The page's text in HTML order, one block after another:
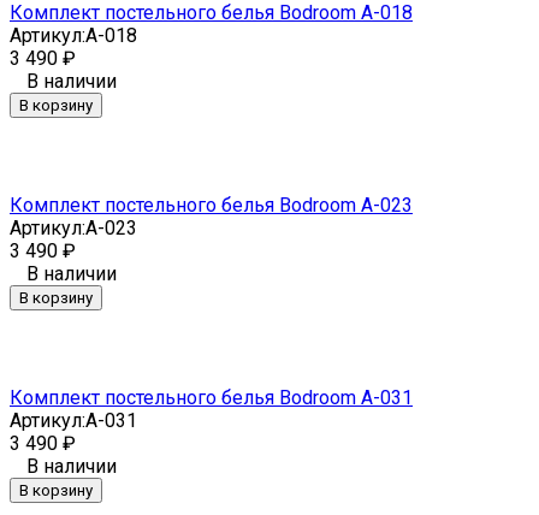
Комплект постельного белья Bodroom A-018
Артикул:A-018
3 490 ₽
В наличии
В корзину
Комплект постельного белья Bodroom A-023
Артикул:A-023
3 490 ₽
В наличии
В корзину
Комплект постельного белья Bodroom A-031
Артикул:A-031
3 490 ₽
В наличии
В корзину